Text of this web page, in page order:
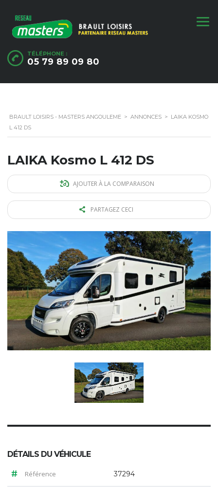
TÉLÉPHONE :
05 79 89 09 80
BRAULT LOISIRS - MASTERS ANGOULEME > ANNONCES > LAIKA KOSMO
L 412 DS
LAIKA Kosmo L 412 DS
AJOUTER À LA COMPARAISON
PARTAGEZ CECI
DÉTAILS DU VÉHICULE
Référence 37294